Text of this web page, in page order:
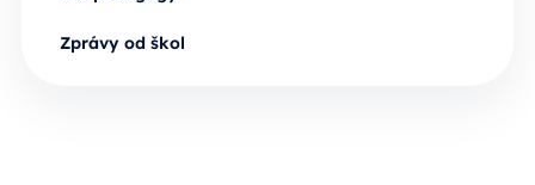
Zprávy od škol